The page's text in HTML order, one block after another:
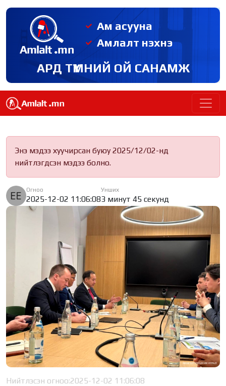
Ам асууна
Амлалт нэхнэ
АРД ТҮМНИЙ ОЙ САНАМЖ
Энэ мэдээ хуучирсан буюу 2025/12/02-нд
нийтлэгдсэн мэдээ болно.
Огноо
2025-12-02 11:06:08
Унших
3 минут 45 секунд
Нийтлэсэн огноо:2025-12-02 11:06:08